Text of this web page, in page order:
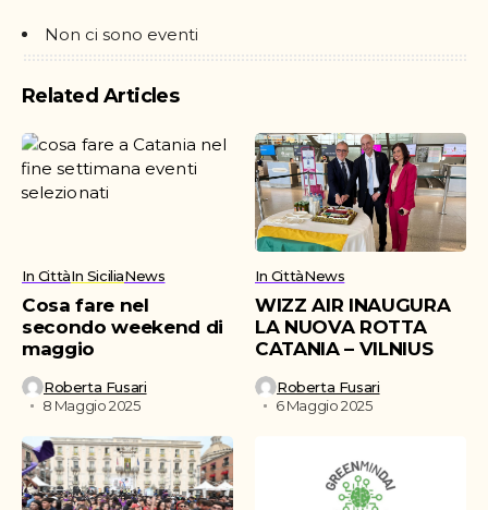
Non ci sono eventi
Related Articles
In CittàIn SiciliaNews
Cosa fare nel
secondo weekend di
maggio
Roberta Fusari
8 Maggio 2025
In CittàNews
WIZZ AIR INAUGURA
LA NUOVA ROTTA
CATANIA – VILNIUS
Roberta Fusari
6 Maggio 2025